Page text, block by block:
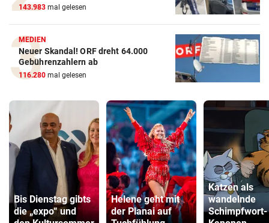
143.983 mal gelesen
MEDIEN
Neuer Skandal! ORF dreht 64.000
Gebührenzahlern ab
116.280 mal gelesen
Bis Dienstag gibts
die „expo“ und
Helene geht mit
der Planai auf
Katzen als
wandelnde
Schimpfwort-